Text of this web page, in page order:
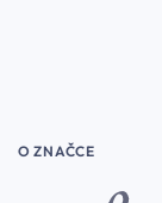
O ZNAČCE